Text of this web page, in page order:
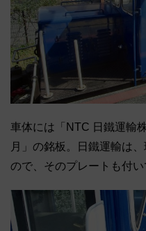
車体には「NTC 日鐵運輸
月」の銘板。日鐵運輸は
ので、そのプレートも付い